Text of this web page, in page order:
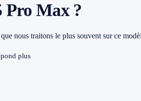
Pro Max ?
nous traitons le plus souvent sur ce
plus